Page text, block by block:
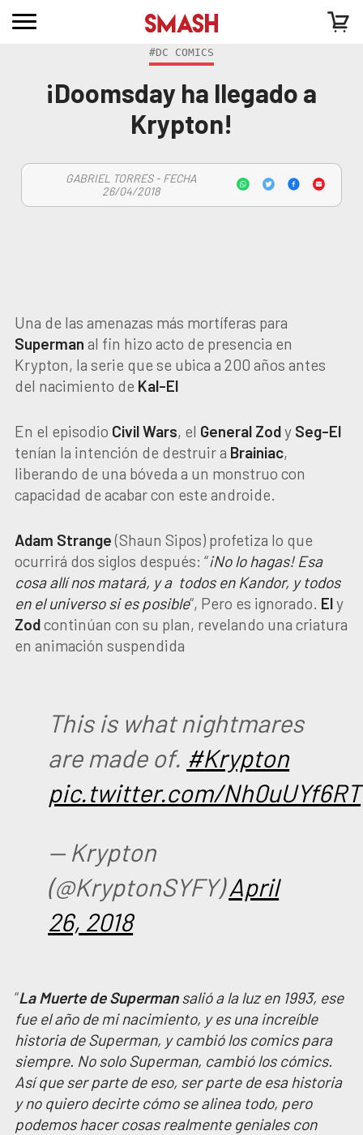
#DC COMICS
¡Doomsday ha llegado a
Krypton!
GABRIEL TORRES - FECHA
26/04/2018
Una de las amenazas más mortíferas para
Superman al fin hizo acto de presencia en
Krypton, la serie que se ubica a 200 años antes
del nacimiento de Kal-El
En el episodio Civil Wars, el General Zody Seg-El
tenían la intención de destruir a Brainiac,
liberando de una bóveda a un monstruo con
capacidad de acabar con este androide.
Adam Strange(Shaun Sipos) profetiza lo que
ocurrirá dos siglos después: “¡No lo hagas! Esa
cosa allí nos matará, y a todos en Kandor, y todos
en el universo si es posible“, Pero es ignorado. Ely
Zodcontinúan con su plan, revelando una criatura
en animación suspendida
This is what nightmares
are made of. #Krypton
pic.twitter.com/Nh0uUYf6RT
— Krypton
(@KryptonSYFY)April
26, 2018
“La Muerte de Supermansalió a la luz en 1993, ese
fue el año de mi nacimiento, y es una increíble
historia de Superman, y cambió los comics para
siempre. No solo Superman, cambió los cómics.
Así que ser parte de eso, ser parte de esa historia
y no quiero decirte cómo se alinea todo, pero
podemos hacer cosas realmente geniales con